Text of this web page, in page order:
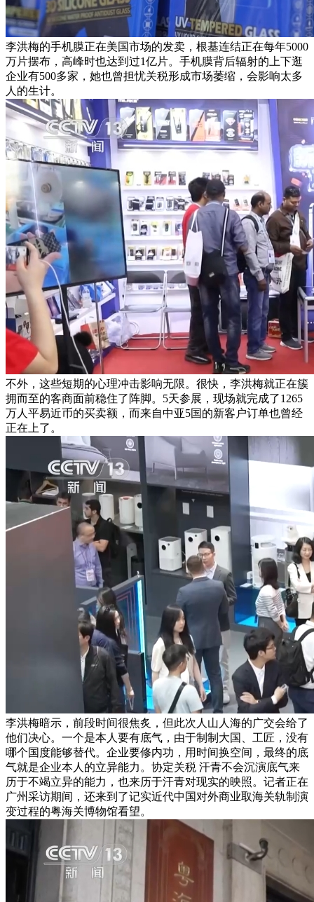
李洪梅的手机膜正在美国市场的发卖，根基连结正在每年5000
万片摆布，高峰时也达到过1亿片。手机膜背后辐射的上下逛
企业有500多家，她也曾担忧关税形成市场萎缩，会影响太多
人的生计。
不外，这些短期的心理冲击影响无限。很快，李洪梅就正在簇
拥而至的客商面前稳住了阵脚。5天参展，现场就完成了1265
万人平易近币的买卖额，而来自中亚5国的新客户订单也曾经
正在上了。
李洪梅暗示，前段时间很焦炙，但此次人山人海的广交会给了
他们决心。一个是本人要有底气，由于制制大国、工匠，没有
哪个国度能够替代。企业要修内功，用时间换空间，最终的底
气就是企业本人的立异能力。协定关税 汗青不会沉演底气来
历于不竭立异的能力，也来历于汗青对现实的映照。记者正在
广州采访期间，还来到了记实近代中国对外商业取海关轨制演
变过程的粤海关博物馆看望。